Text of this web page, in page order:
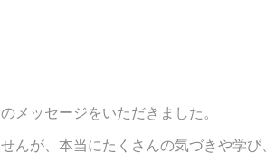
メッセージをいただきました。
が、本当にたくさんの気づきや学び、